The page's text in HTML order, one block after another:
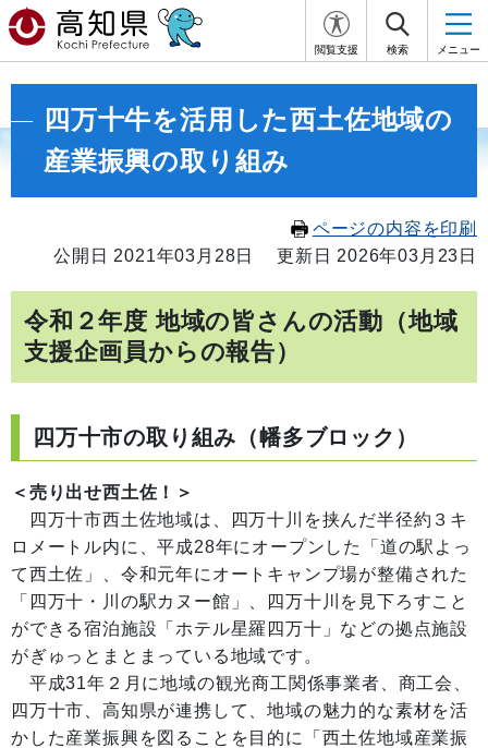
閲覧支援 検索 メニュー
四万十牛を活用した西土佐地域の
産業振興の取り組み
ページの内容を印刷
公開日 2021年03月28日
更新日 2026年03月23日
令和２年度 地域の皆さんの活動（地域
支援企画員からの報告）
四万十市の取り組み（幡多ブロック）
＜売り出せ西土佐！＞
四万十市西土佐地域は、四万十川を挟んだ半径約３キ
ロメートル内に、平成28年にオープンした「道の駅よっ
て西土佐」、令和元年にオートキャンプ場が整備された
「四万十・川の駅カヌー館」、四万十川を見下ろすこと
ができる宿泊施設「ホテル星羅四万十」などの拠点施設
がぎゅっとまとまっている地域です。
平成31年２月に地域の観光商工関係事業者、商工会、
四万十市、高知県が連携して、地域の魅力的な素材を活
かした産業振興を図ることを目的に「西土佐地域産業振